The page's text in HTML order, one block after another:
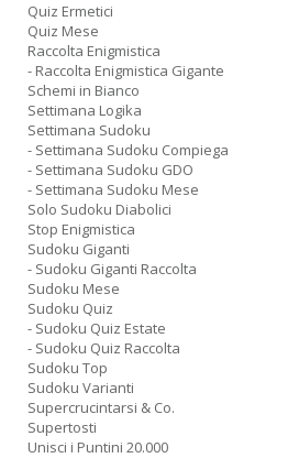
Quiz Ermetici
Quiz Mese
Raccolta Enigmistica
- Raccolta Enigmistica Gigante
Schemi in Bianco
Settimana Logika
Settimana Sudoku
- Settimana Sudoku Compiega
- Settimana Sudoku GDO
- Settimana Sudoku Mese
Solo Sudoku Diabolici
Stop Enigmistica
Sudoku Giganti
- Sudoku Giganti Raccolta
Sudoku Mese
Sudoku Quiz
- Sudoku Quiz Estate
- Sudoku Quiz Raccolta
Sudoku Top
Sudoku Varianti
Supercrucintarsi & Co.
Supertosti
Unisci i Puntini 20.000